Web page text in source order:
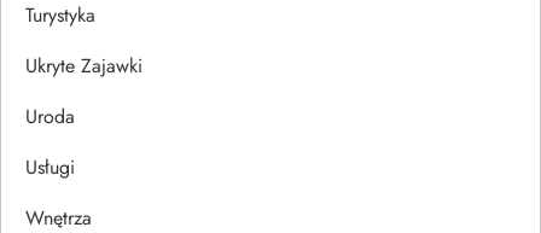
Turystyka
Ukryte Zajawki
Uroda
Usługi
Wnętrza